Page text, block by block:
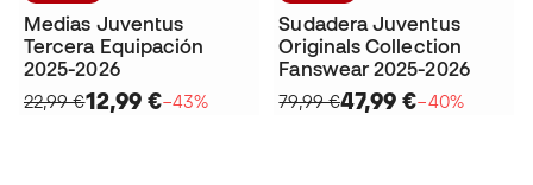
Medias Juventus
Tercera Equipación
2025-2026
22,99 €12,99 €−43%
Sudadera Juventus
Originals Collection
Fanswear 2025-2026
79,99 €47,99 €−40%